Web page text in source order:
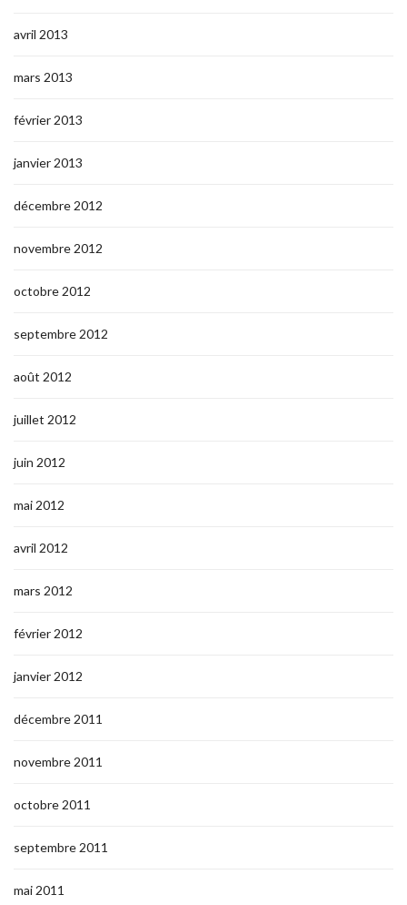
avril 2013
mars 2013
février 2013
janvier 2013
décembre 2012
novembre 2012
octobre 2012
septembre 2012
août 2012
juillet 2012
juin 2012
mai 2012
avril 2012
mars 2012
février 2012
janvier 2012
décembre 2011
novembre 2011
octobre 2011
septembre 2011
mai 2011